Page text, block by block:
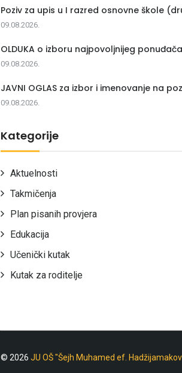
Poziv za upis u I razred osnovne škole
09.08.2026.
OLDUKA o izboru najpovoljnijeg
09.08.2026.
JAVNI OGLAS za izbor i imenovanje na
09.08.2026.
Kategorije
Aktuelnosti
Takmičenja
Plan pisanih provjera
Edukacija
Učenički kutak
Kutak za roditelje
© 2026 JU OŠ "Šejh Muhamed ef.